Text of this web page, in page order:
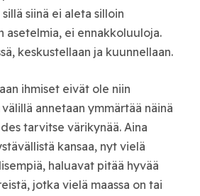
siinä ei aleta silloin
asetelmia, ei ennakkoluuloja.
keskustellaan ja kuunnellaan.
ihmiset eivät ole niin
annetaan ymmärtää näinä
tarvitse värikynää. Aina
kansaa, nyt vielä
haluavat pitää hyvää
jotka vielä maassa on tai